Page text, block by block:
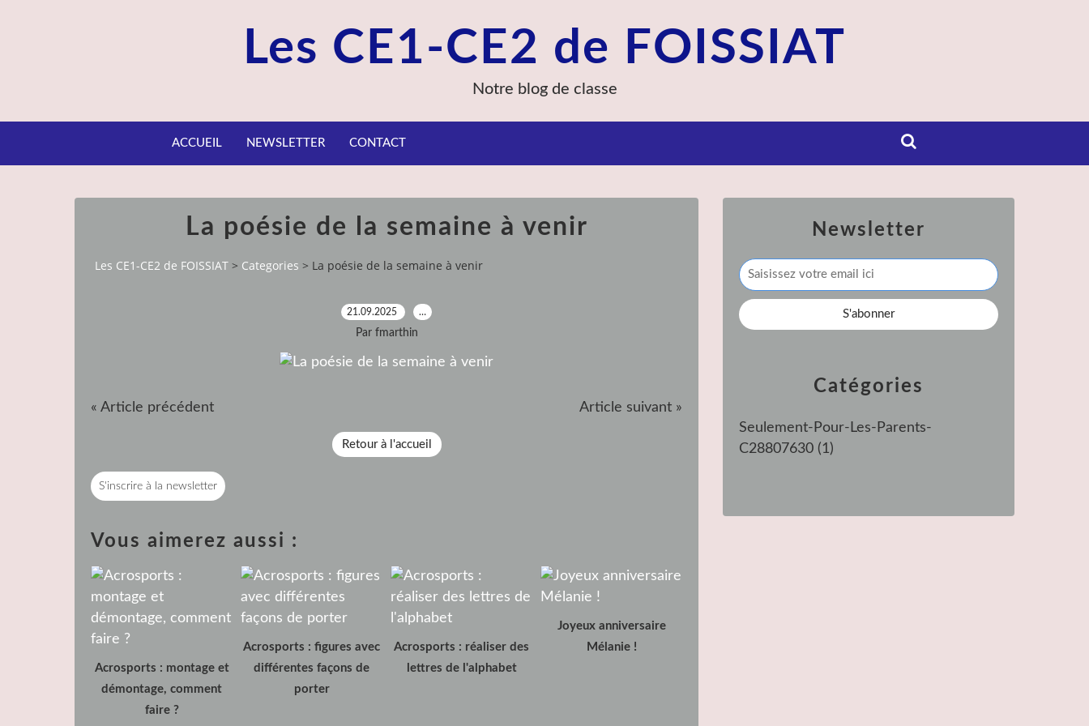
Les CE1-CE2 de FOISSIAT
Notre blog de classe
ACCUEIL NEWSLETTER CONTACT
La poésie de la semaine à venir
Les CE1-CE2 de FOISSIAT > Categories > La poésie de la semaine à venir
21.09.2025 …
Par fmarthin
« Article précédent Article suivant »
Retour à l'accueil
S'inscrire à la newsletter
Vous aimerez aussi :
Acrosports : montage et
démontage, comment
faire ?
Acrosports : figures avec
différentes façons de
porter
Acrosports : réaliser des
lettres de l'alphabet
Joyeux anniversaire
Mélanie !
Newsletter
Catégories
Seulement-Pour-Les-Parents-
C28807630 (1)